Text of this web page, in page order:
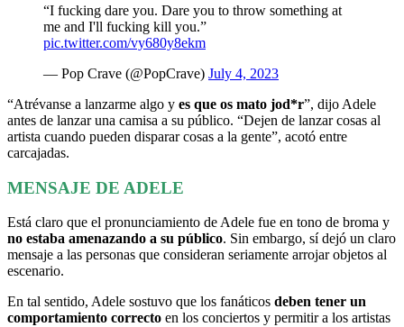
“I fucking dare you. Dare you to throw something at
me and I'll fucking kill you.”
pic.twitter.com/vy680y8ekm
— Pop Crave (@PopCrave) July 4, 2023
“Atrévanse a lanzarme algo y es que os mato jod*r”, dijo Adele
antes de lanzar una camisa a su público. “Dejen de lanzar cosas al
artista cuando pueden disparar cosas a la gente”, acotó entre
carcajadas.
MENSAJE DE ADELE
Está claro que el pronunciamiento de Adele fue en tono de broma y
no estaba amenazando a su público. Sin embargo, sí dejó un claro
mensaje a las personas que consideran seriamente arrojar objetos al
escenario.
En tal sentido, Adele sostuvo que los fanáticos deben tener un
comportamiento correcto en los conciertos y permitir a los artistas